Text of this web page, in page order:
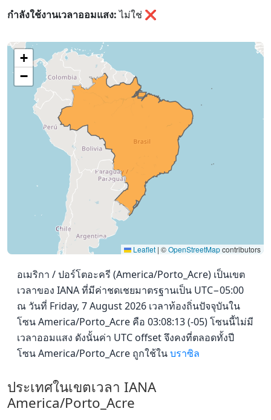
กำลังใช้งานเวลาออมแสง:ไม่ใช่ ❌
+
−
Leaflet | ©OpenStreetMapcontributors
อเมริกา / ปอร์โตอะครี (America/Porto_Acre) เป็นเขต
เวลาของ IANA ที่มีค่าชดเชยมาตรฐานเป็น UTC−05:00
ณ วันที่ Friday, 7 August 2026 เวลาท้องถิ่นปัจจุบันใน
โซน America/Porto_Acre คือ 03:08:13 (-05) โซนนี้ไม่มี
เวลาออมแสง ดังนั้นค่า UTC offset จึงคงที่ตลอดทั้งปี
โซน America/Porto_Acre ถูกใช้ในบราซิล
ประเทศในเขตเวลา IANA
America/Porto_Acre